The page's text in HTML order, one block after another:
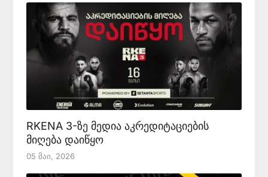
RKENA 3-ზე მედია აკრედიტაციების
მიღება დაიწყო
05 Მაი, 2026